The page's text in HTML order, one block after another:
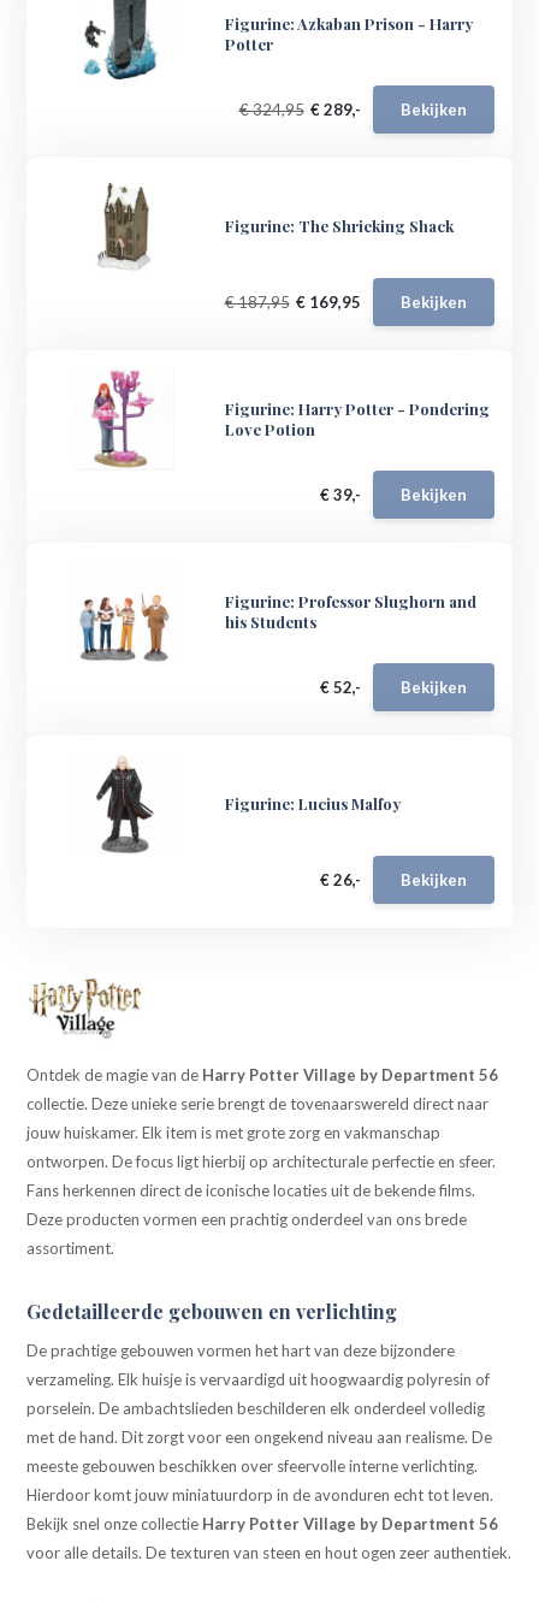
Figurine: Azkaban Prison - Harry
Potter
€ 324,95 € 289,- Bekijken
Figurine: The Shrieking Shack
€ 187,95 € 169,95 Bekijken
Figurine: Harry Potter - Pondering
Love Potion
€ 39,- Bekijken
Figurine: Professor Slughorn and
his Students
€ 52,- Bekijken
Figurine: Lucius Malfoy
€ 26,- Bekijken
Ontdek de magie van de Harry Potter Village by Department 56
collectie. Deze unieke serie brengt de tovenaarswereld direct naar
jouw huiskamer. Elk item is met grote zorg en vakmanschap
ontworpen. De focus ligt hierbij op architecturale perfectie en sfeer.
Fans herkennen direct de iconische locaties uit de bekende films.
Deze producten vormen een prachtig onderdeel van ons brede
assortiment.
Gedetailleerde gebouwen en verlichting
De prachtige gebouwen vormen het hart van deze bijzondere
verzameling. Elk huisje is vervaardigd uit hoogwaardig polyresin of
porselein. De ambachtslieden beschilderen elk onderdeel volledig
met de hand. Dit zorgt voor een ongekend niveau aan realisme. De
meeste gebouwen beschikken over sfeervolle interne verlichting.
Hierdoor komt jouw miniatuurdorp in de avonduren echt tot leven.
Bekijk snel onze collectie Harry Potter Village by Department 56
voor alle details. De texturen van steen en hout ogen zeer authentiek.